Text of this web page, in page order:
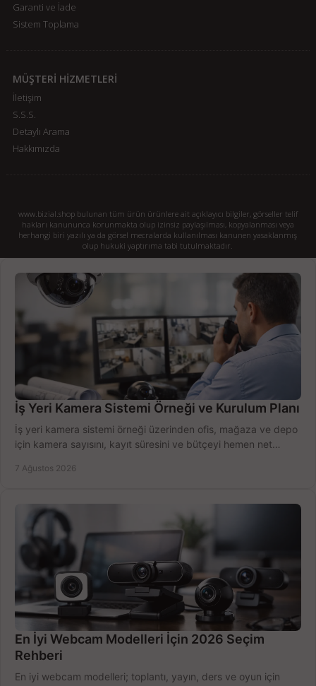
Garanti ve İade
Sistem Toplama
MÜŞTERİ HİZMETLERİ
İletişim
S.S.S.
Detaylı Arama
Hakkımızda
www.bizial.shop bulunan tüm ürün ürünlere ait açıklayıcı bilgiler, görseller telif
hakları kanununca korunmakta olup izinsiz paylaşılması, kopyalanması veya
herhangi biri yazılı ya da görsel mecralarda kullanılması kanunen yasaklanmış
olup hukuki yaptırıma tabi tutulmaktadır.
İş Yeri Kamera Sistemi Örneği ve Kurulum Planı
İş yeri kamera sistemi örneği üzerinden ofis, mağaza ve depo
için kamera sayısını, kayıt süresini ve bütçeyi hemen net
7 Ağustos 2026
En İyi Webcam Modelleri İçin 2026 Seçim
Rehberi
En iyi webcam modelleri; toplantı, yayın, ders ve oyun için